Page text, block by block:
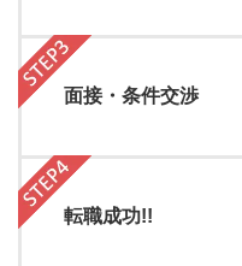
面接・条件交渉
転職成功!!